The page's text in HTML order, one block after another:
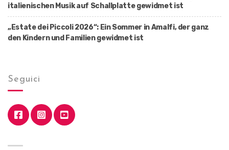
italienischen Musik auf Schallplatte gewidmet ist
„Estate dei Piccoli 2026“: Ein Sommer in Amalfi, der ganz
den Kindern und Familien gewidmet ist
Seguici